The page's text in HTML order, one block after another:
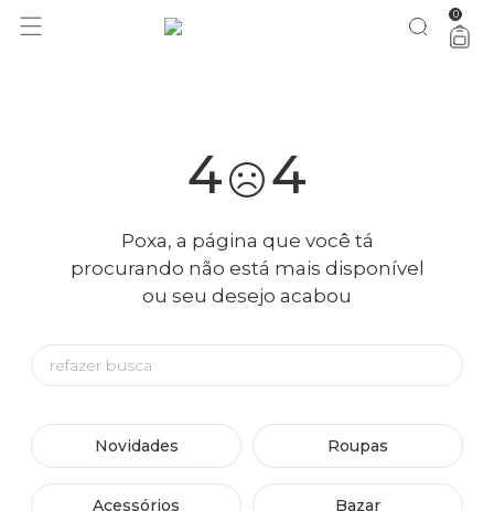
você merece 30% OFF pra comemorar com a gente aproveita! 0
4 4
Poxa, a página que você tá
procurando não está mais disponível
ou seu desejo acabou
Novidades Roupas
Acessórios Bazar